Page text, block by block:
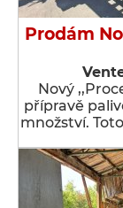
Prodám
Nový
přípravě
množství.